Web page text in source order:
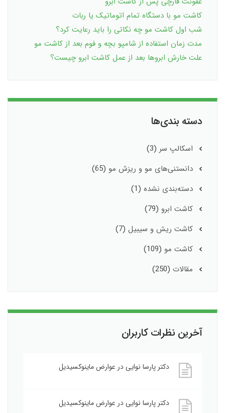
کاشت مو با دستگاه تمام اتوماتیک یا ربات
شب اول کاشت مو چه نکاتی را باید رعایت کرد؟
مدت زمان استفاده از شامپو بچه و فوم بعد از کاشت مو
علت خارش ابروها بعد از عمل کاشت ابرو چیست؟
دسته بندی‌ها
اسکالپ سر (3)
دانستنی‌های مو و ریزش مو (65)
دسته‌بندی نشده (1)
کاشت ابرو (79)
کاشت ریش و سیبیل (7)
کاشت مو (109)
مقالات (250)
آخرین نظرات کاربران
دکتر پارسا نواییدر عوارض ماینوکسیدیل
دکتر پارسا نواییدر عوارض ماینوکسیدیل